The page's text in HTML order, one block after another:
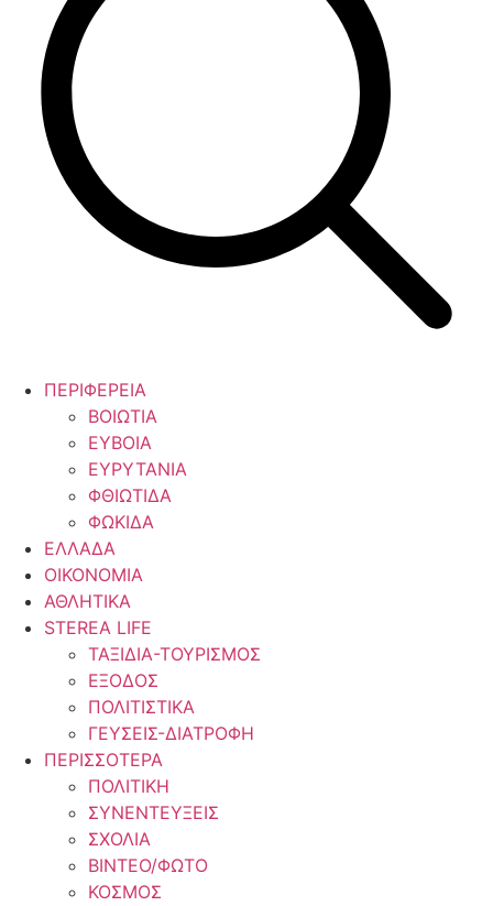
ΠΕΡΙΦΕΡΕΙΑ
ΒΟΙΩΤΙΑ
ΕΥΒΟΙΑ
ΕΥΡΥΤΑΝΙΑ
ΦΘΙΩΤΙΔΑ
ΦΩΚΙΔΑ
ΕΛΛΑΔΑ
ΟΙΚΟΝΟΜΙΑ
ΑΘΛΗΤΙΚΑ
STEREA LIFE
ΤΑΞΙΔΙΑ-ΤΟΥΡΙΣΜΟΣ
ΕΞΟΔΟΣ
ΠΟΛΙΤΙΣΤΙΚΑ
ΓΕΥΣΕΙΣ-ΔΙΑΤΡΟΦΗ
ΠΕΡΙΣΣΟΤΕΡΑ
ΠΟΛΙΤΙΚΗ
ΣΥΝΕΝΤΕΥΞΕΙΣ
ΣΧΟΛΙΑ
ΒΙΝΤΕΟ/ΦΩΤΟ
ΚΟΣΜΟΣ